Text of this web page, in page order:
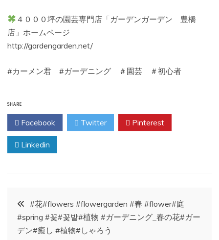
４０００坪の園芸専門店「ガーデンガーデン 豊橋
店」ホームページ
http://gardengarden.net/
#カーメン君 #ガーデニング ＃園芸 ＃初心者
SHARE
Facebook Twitter Pinterest
Linkedin
投
稿
#花#flowers #flowergarden #春 #flower#庭
#spring #꽃#꽃밭#植物 #ガーデニング_春の花#ガー
デン#癒し #植物#しゃろう